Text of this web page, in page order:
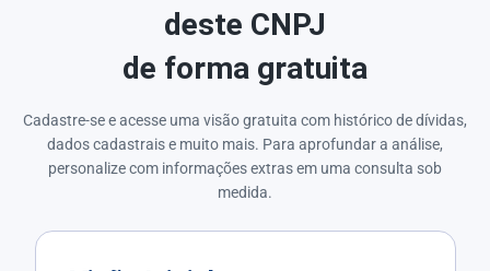
deste CNPJ
de forma gratuita
Cadastre-se e acesse uma visão gratuita com histórico de dívidas,
dados cadastrais e muito mais. Para aprofundar a análise,
personalize com informações extras em uma consulta sob
medida.